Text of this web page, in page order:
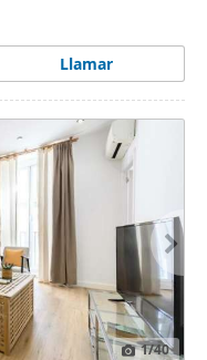
Llamar
1/40